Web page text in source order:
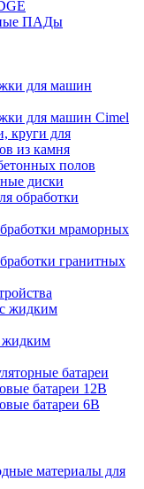
ПАДы
для машин
для машин Cimel
круги для
из камня
полов
диски
обработки
мраморных
гранитных
жидким
жидким
батареи
батареи 12В
батареи 6В
материалы для